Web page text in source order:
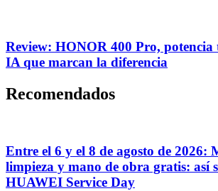
Review: HONOR 400 Pro, potencia
IA que marcan la diferencia
Recomendados
Entre el 6 y el 8 de agosto de 2026:
limpieza y mano de obra gratis: así
HUAWEI Service Day